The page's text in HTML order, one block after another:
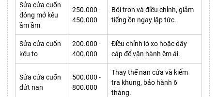
Sửa cửa cuốn
đóng mở kêu
ầm ầm
250.000 -
450.000
Bôi trơn và điều chỉnh, giảm
tiếng ồn ngay lập tức.
Sửa cửa cuốn
kêu to
200.000 -
400.000
Điều chỉnh lò xo hoặc dây
cáp để vận hành êm ái.
Sửa cửa cuốn
đứt nan
500.000 -
800.000
Thay thế nan cửa và kiểm
tra khung, bảo hành 6
tháng.